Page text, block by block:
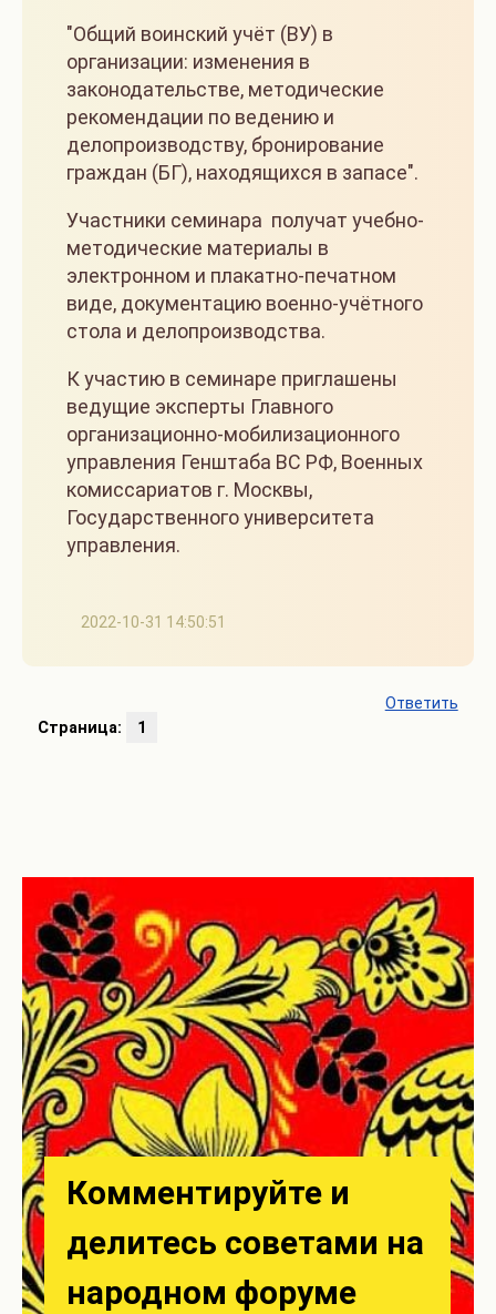
2022-10-31 14:50:51
"Общий воинский учёт (ВУ) в
организации: изменения в
законодательстве, методические
рекомендации по ведению и
делопроизводству, бронирование
граждан (БГ), находящихся в запасе".
Участники семинара получат учебно-
методические материалы в
электронном и плакатно-печатном
виде, документацию военно-учётного
стола и делопроизводства.
К участию в семинаре приглашены
ведущие эксперты Главного
организационно-мобилизационного
управления Генштаба ВС РФ, Военных
комиссариатов г. Москвы,
Государственного университета
управления.
Ответить
Страница:
1